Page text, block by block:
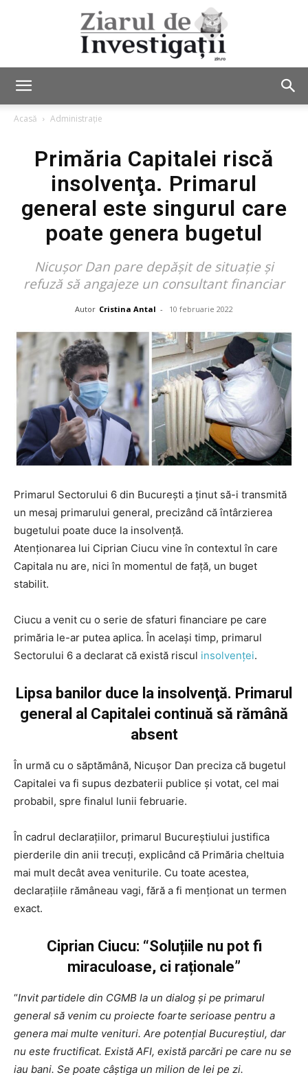
de
Investigații
Acasă Administrație
Primăria Capitalei riscă
insolvenţa. Primarul
general este singurul care
poate genera bugetul
Nicuşor Dan pare depăşit de situaţie şi
refuză să angajeze un consultant financiar
Autor Cristina Antal - 10 februarie 2022
Primarul Sectorului 6 din București a ţinut să-i transmită
un mesaj primarului general, precizând că întârzierea
bugetului poate duce la insolvenţă.
Atenţionarea lui Ciprian Ciucu vine în contextul în care
Capitala nu are, nici în momentul de faţă, un buget
stabilit.
Ciucu a venit cu o serie de sfaturi financiare pe care
primăria le-ar putea aplica. În acelaşi timp, primarul
Sectorului 6 a declarat că există riscul insolvenţei.
Lipsa banilor duce la insolvenţă. Primarul
general al Capitalei continuă să rămână
absent
În urmă cu o săptămână, Nicuşor Dan preciza că bugetul
Capitalei va fi supus dezbaterii publice și votat, cel mai
probabil, spre finalul lunii februarie.
În cadrul declaraţiilor, primarul Bucureştiului justifica
pierderile din anii trecuţi, explicând că Primăria cheltuia
mai mult decât avea veniturile. Cu toate acestea,
declaraţiile rămâneau vagi, fără a fi menţionat un termen
exact.
Ciprian Ciucu: “Soluțiile nu pot fi
miraculoase, ci raționale”
“Invit partidele din CGMB la un dialog și pe primarul
general să venim cu proiecte foarte serioase pentru a
genera mai multe venituri. Are potențial Bucureștiul, dar
nu este fructificat. Există AFI, există parcări pe care nu se
iau bani. Se poate câștiga un milion de lei pe zi.